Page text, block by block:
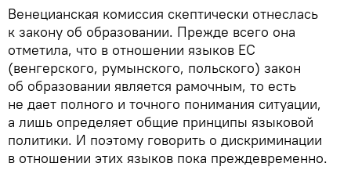
Венецианская комиссия скептически отнеслась
к закону об образовании. Прежде всего она
отметила, что в отношении языков ЕС
(венгерского, румынского, польского) закон
об образовании является рамочным, то есть
не дает полного и точного понимания ситуации,
а лишь определяет общие принципы языковой
политики. И поэтому говорить о дискриминации
в отношении этих языков пока преждевременно.